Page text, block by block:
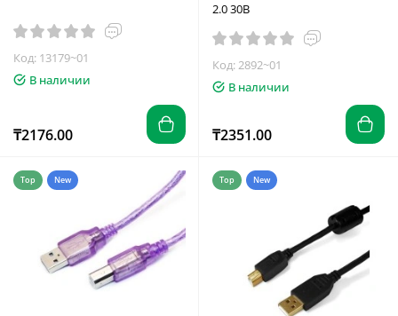
Код: 13179~01
В наличии
₸2176.00
2.0 30В
Код: 2892~01
В наличии
₸2351.00
Top New Top New